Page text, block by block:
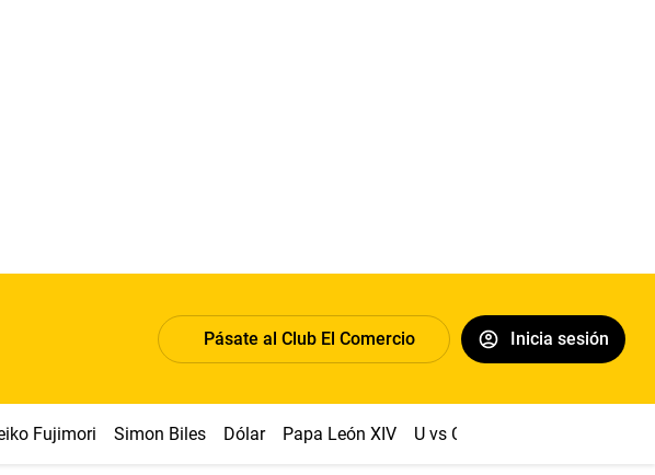
Pásate al Club El Comercio Inicia sesión
Fujimori Simon Biles Dólar Papa León XIV U vs Cristal